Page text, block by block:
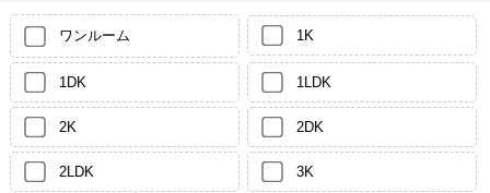
ワンルーム 1K
1DK 1LDK
2K 2DK
2LDK 3K